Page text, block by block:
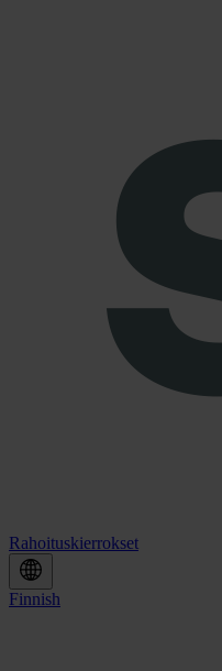
Rahoituskierrokset
Finnish